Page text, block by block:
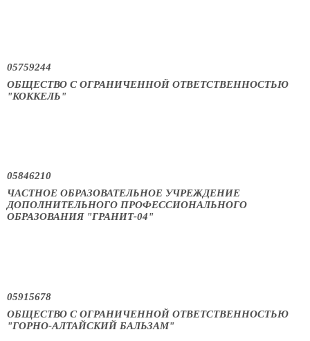
05759244
ОБЩЕСТВО С ОГРАНИЧЕННОЙ ОТВЕТСТВЕННОСТЬЮ
"КОККЕЛЬ"
05846210
ЧАСТНОЕ ОБРАЗОВАТЕЛЬНОЕ УЧРЕЖДЕНИЕ
ДОПОЛНИТЕЛЬНОГО ПРОФЕССИОНАЛЬНОГО
ОБРАЗОВАНИЯ "ГРАНИТ-04"
05915678
ОБЩЕСТВО С ОГРАНИЧЕННОЙ ОТВЕТСТВЕННОСТЬЮ
"ГОРНО-АЛТАЙСКИЙ БАЛЬЗАМ"